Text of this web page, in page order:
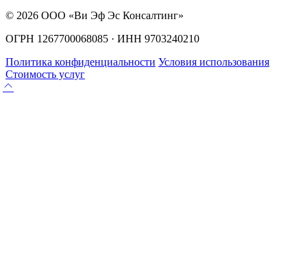
© 2026 ООО «Ви Эф Эс Консалтинг»
ОГРН 1267700068085 · ИНН 9703240210
Политика конфиденциальности Условия использования
Стоимость услуг